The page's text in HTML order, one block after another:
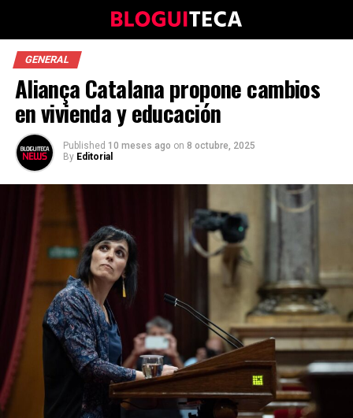
GENERAL
Aliança Catalana propone cambios
en vivienda y educación
Published 10 meses ago on 8 octubre, 2025
By Editorial